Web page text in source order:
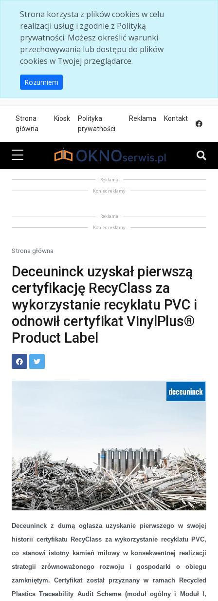
Strona korzysta z plików cookies w celu
realizacji usług i zgodnie z Polityką
prywatności. Możesz określić warunki
przechowywania lub dostępu do plików
cookies w Twojej przeglądarce.
Rozumiem
Strona
główna
Kiosk
Polityka
prywatności
Reklama Kontakt
Reklama
Koniec reklamy
Reklama
Koniec reklamy
Strona główna
Deceuninck uzyskał pierwszą
certyfikację RecyClass za
wykorzystanie recyklatu PVC i
odnowił certyfikat VinylPlus®
Product Label
wykorzystanie recyklatu PVC i odnowił certyfikat VinylPlus®
Deceuninck z dumą ogłasza uzyskanie pierwszego w swojej
historii certyfikatu RecyClass za wykorzystanie recyklatu PVC,
co stanowi istotny kamień milowy w konsekwentnej realizacji
strategii zrównoważonego rozwoju i gospodarki o obiegu
zamkniętym. Certyfikat został przyznany w ramach Recycled
Plastics Traceability Audit Scheme (moduł ogólny i Moduł I,